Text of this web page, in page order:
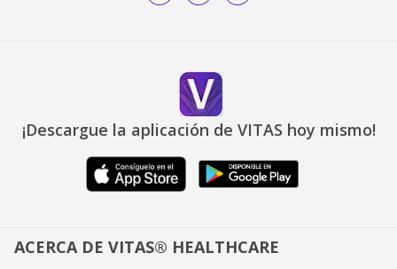
¡Descargue la aplicación de VITAS hoy mismo!
ACERCA DE VITAS® HEALTHCARE